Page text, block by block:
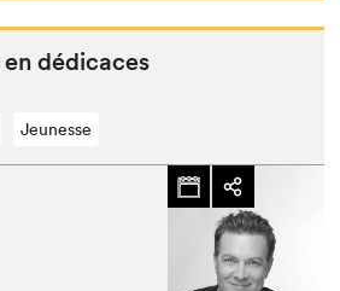
dédicaces
Jeunesse